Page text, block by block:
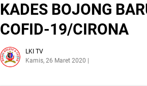
KADES BOJONG
COFID-19/CIRONA
LKI TV
Kamis, 26 Maret 2020